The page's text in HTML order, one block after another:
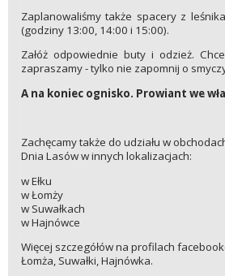
Zaplanowaliśmy także spacery z
(godziny 13:00, 14:00 i 15:00).
Załóż odpowiednie buty i odzież.
zapraszamy - tylko nie zapomnij o
A na koniec ognisko. Prowiant we
Zachęcamy także do udziału w
Dnia Lasów w innych lokalizacjach:
w Ełku
w Łomży
w Suwałkach
w Hajnówce
Więcej szczegółów na profilach
Łomża, Suwałki, Hajnówka.